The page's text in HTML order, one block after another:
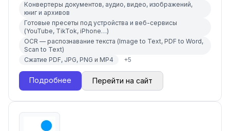
Конвертеры документов, аудио, видео, изображений,
книг и архивов
Готовые пресеты под устройства и веб-сервисы
(YouTube, TikTok, iPhone…)
OCR — распознавание текста (Image to Text, PDF to Word,
Scan to Text)
Сжатие PDF, JPG, PNG и MP4
+5
Подробнее Перейти на сайт